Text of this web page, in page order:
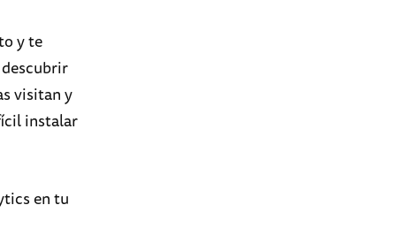
y te
visitan y
instalar
en tu